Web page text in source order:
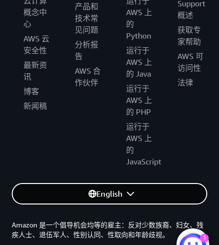
概念中
心
AWS 云
安全性
最新资
讯
博客
新闻稿
产品和
技术常
见问题
分析报
告
AWS 合
作伙伴
AWS 上
的
Python
运行于
AWS 上
的 Java
运行于
AWS 上
的 PHP
运行于
AWS 上
的
JavaScript
Support
概述
获取专
家帮助
AWS 可
访问性
法律
English
Amazon 是一个倡导机会均等的雇主：反对少数族裔、妇女、残
疾人士、退伍军人、性别认同、性取向和年龄歧视。
1